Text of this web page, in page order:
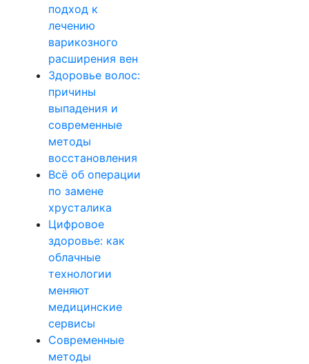
подход к
лечению
варикозного
расширения вен
Здоровье волос:
причины
выпадения и
современные
методы
восстановления
Всё об операции
по замене
хрусталика
Цифровое
здоровье: как
облачные
технологии
меняют
медицинские
сервисы
Современные
методы